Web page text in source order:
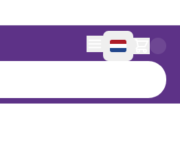
0 artikelen in